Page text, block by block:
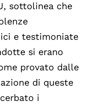
sottolinea che
e testimoniate
si erano
provato dalle
di queste
i